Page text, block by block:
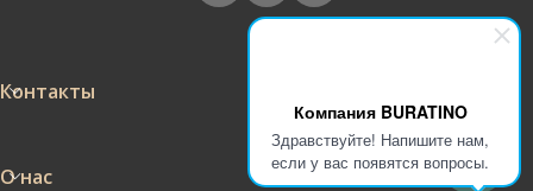
Компания BURATINO
Здравствуйте! Напишите нам,
если у вас появятся вопросы.
Контакты
О нас